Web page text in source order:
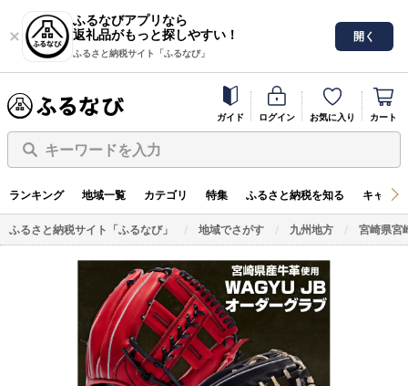
ふるなびアプリなら
返礼品がもっと探しやすい！
ふるさと納税サイト「ふるなび」
開く
ガイド ログイン お気に入り カート
キーワードを入力
ランキング 地域一覧 カテゴリ 特集 ふるさと納税を知る キャン
ふるさと納税サイト「ふるなび」 地域でさがす 九州地方 宮崎県宮